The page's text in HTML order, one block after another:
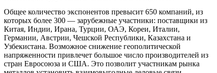
Общее количество экспонентов превысит 650 компаний, из
которых более 300 — зарубежные участники: поставщики из
Китая, Индии, Ирана, Турции, ОАЭ, Кореи, Италии,
Германии, Австрии, Чешской Республики, Казахстана и
Узбекистана. Возможное снижение геополитической
напряженности привлечет большое число производителей из
стран Евросоюза и США. Это позволит участникам рынка